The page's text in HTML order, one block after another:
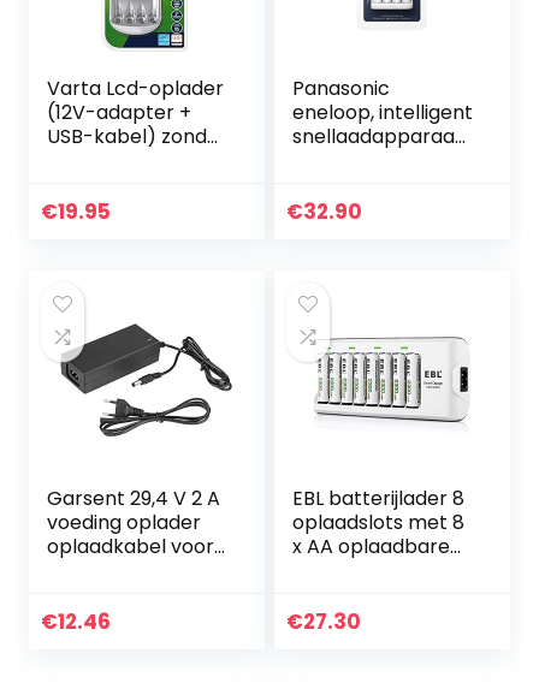
Varta Lcd-oplader
(12V-adapter +
USB-kabel) zonder
€19.95
Panasonic
eneloop, intelligent
snellaadapparaat,
met ledindicator
€32.90
Garsent 29,4 V 2 A
voeding oplader
oplaadkabel voor
€12.46
EBL batterijlader 8
oplaadslots met 8
x AA oplaadbare
€27.30